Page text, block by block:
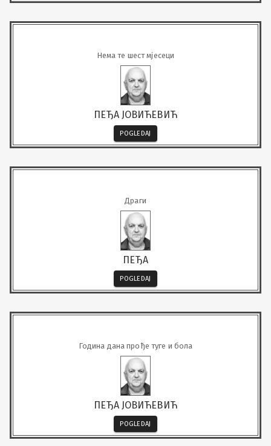
Нема те шест мјесеци
ПЕЂА ЈОВИЋЕВИЋ
POGLEDAJ
Драги
ПЕЂА
POGLEDAJ
Година дана прође туге и бола
ПЕЂА ЈОВИЋЕВИЋ
POGLEDAJ